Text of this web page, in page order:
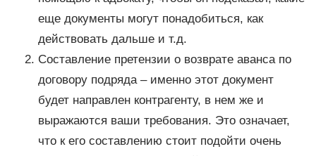
еще документы могут понадобиться, как
действовать дальше и т.д.
Составление претензии о возврате аванса по
договору подряда – именно этот документ
будет направлен контрагенту, в нем же и
выражаются ваши требования. Это означает,
что к его составлению стоит подойти очень